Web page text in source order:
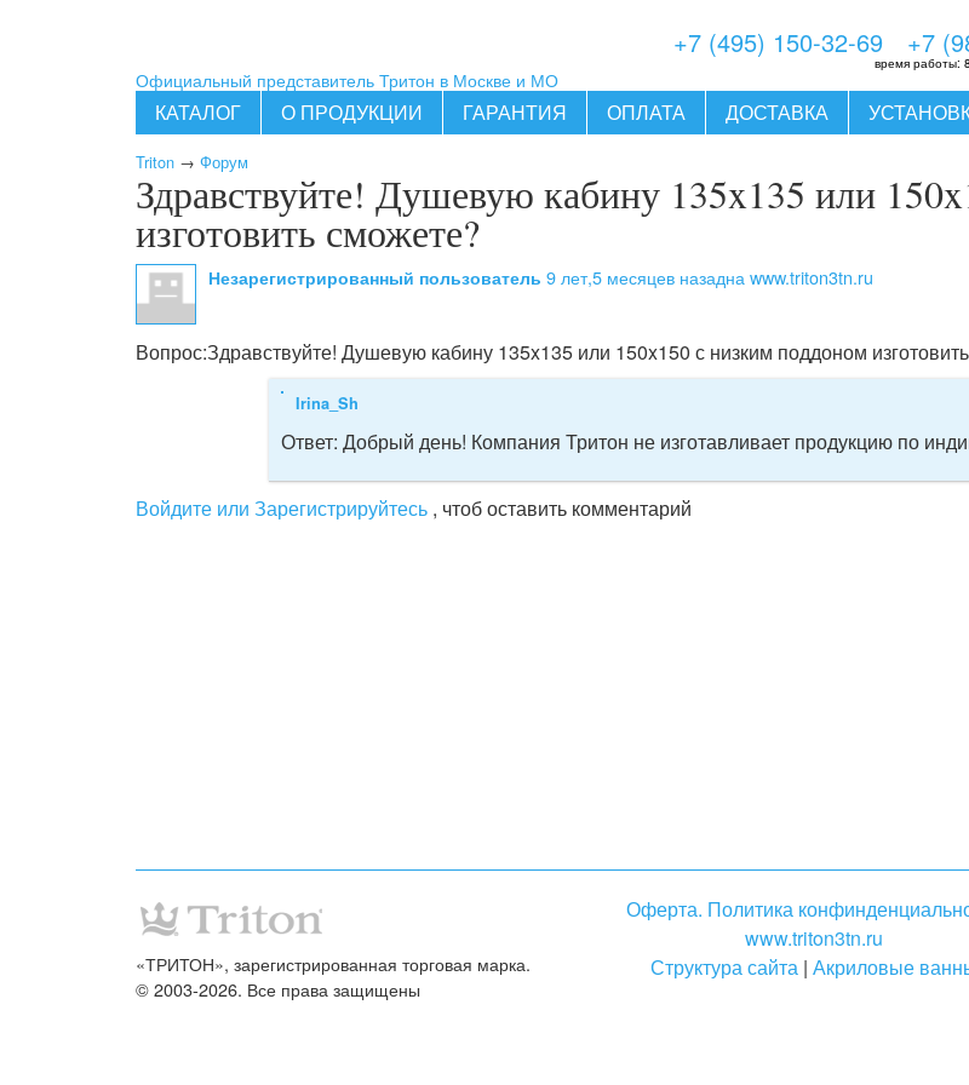
Официальный представитель Тритон в Москве и МО
+7 (495) 150-32-69 +7
время работы:
КАТАЛОГ О ПРОДУКЦИИ ГАРАНТИЯ ОПЛАТА ДОСТАВКА
Triton → Форум
Здравствуйте! Душевую кабину 135x135 или
изготовить сможете?
Незарегистрированный пользователь 9 лет,5 месяцев назадна www.triton3tn.ru
Вопрос:Здравствуйте! Душевую кабину 135x135 или 150x150 с низким поддоном
Irina_Sh
Ответ: Добрый день! Компания Тритон не изготавливает продукцию по
Войдите или Зарегистрируйтесь , чтоб оставить комментарий
Оферта. Политика
www.triton3tn.ru
Структура сайта | Акриловые
«ТРИТОН», зарегистрированная торговая марка.
© 2003-2026. Все права защищены